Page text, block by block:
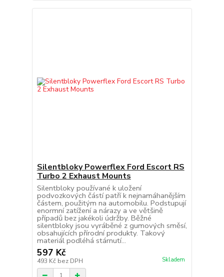
Silentbloky Powerflex Ford Escort RS
Turbo 2 Exhaust Mounts
Silentbloky používané k uložení
podvozkových částí patří k nejnamáhanějším
částem, použitým na automobilu. Podstupují
enormní zatížení a nárazy a ve většině
případů bez jakékoli údržby. Běžné
silentbloky jsou vyráběné z gumových směsí,
obsahujících přírodní produkty. Takový
materiál podléhá stárnutí...
597 Kč
493 Kč bez DPH Skladem